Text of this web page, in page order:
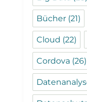
Bücher (21)
Cloud (22)
Cordova (26)